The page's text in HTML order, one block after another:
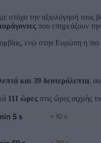
στόχο την αξιολόγησή τους
που επηρεάζουν
ενώ στην Ευρώπη η πιο
και 39 δευτερόλεπτα,
111 ώρες στις ώρες αιχμής